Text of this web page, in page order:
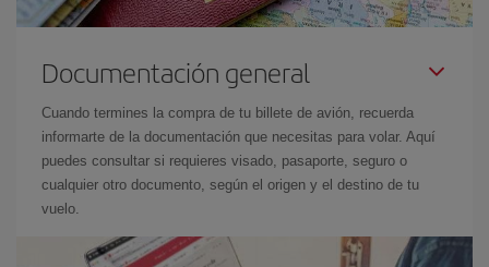
Documentación general
Cuando termines la compra de tu billete de avión, recuerda
informarte de la documentación que necesitas para volar. Aquí
puedes consultar si requieres visado, pasaporte, seguro o
cualquier otro documento, según el origen y el destino de tu
vuelo.